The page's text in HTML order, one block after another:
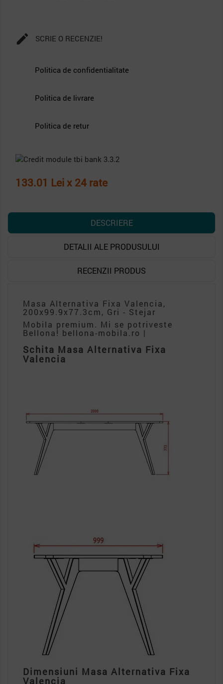
 SCRIE O RECENZIE!
Politica de confidentialitate
Politica de livrare
Politica de retur
133.01 Lei x 24 rate
DESCRIERE
DETALII ALE PRODUSULUI
RECENZII PRODUS
Masa Alternativa Fixa Valencia,
200x99.9x77.3cm, Gri - Stejar
Mobila premium. Mi se potriveste
Bellona! bellona-mobila.ro |
Schita Masa Alternativa Fixa
Valencia
Dimensiuni Masa Alternativa Fixa
Valencia